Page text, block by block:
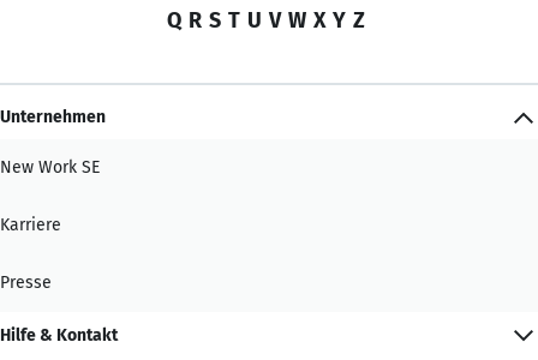
Q R S T U V W X Y Z
Unternehmen
New Work SE
Karriere
Presse
Hilfe & Kontakt